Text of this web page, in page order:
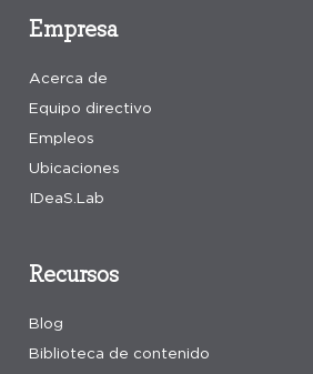
Empresa
Acerca de
Equipo directivo
Empleos
Ubicaciones
IDeaS.Lab
Recursos
Blog
Biblioteca de contenido